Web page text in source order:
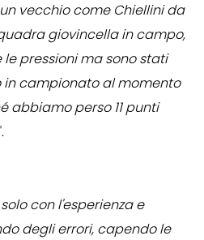
vecchio come Chiellini da
giovincella in campo,
pressioni ma sono stati
in campionato al momento
abbiamo perso 11 punti
con l'esperienza e
degli errori, capendo le